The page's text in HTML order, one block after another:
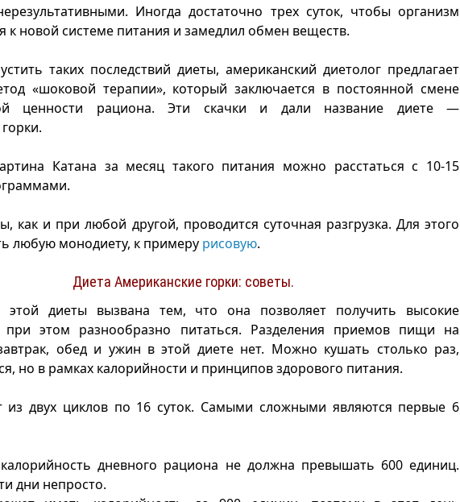
Иногда достаточно трех суток, чтобы организм
к новой системе питания и замедлил обмен веществ.
таких последствий диеты, американский диетолог предлагает
«шоковой терапии», который заключается в постоянной смене
ценности рациона. Эти скачки и дали название диете —
Катана за месяц такого питания можно расстаться с 10-15
как и при любой другой, проводится суточная разгрузка. Для этого
любую монодиету, к примеру рисовую.
Диета Американские горки: советы.
этой диеты вызвана тем, что она позволяет получить высокие
при этом разнообразно питаться. Разделения приемов пищи на
обед и ужин в этой диете нет. Можно кушать столько раз,
но в рамках калорийности и принципов здорового питания.
из двух циклов по 16 суток. Самыми сложными являются первые 6
дневного рациона не должна превышать 600 единиц.
дни непросто.